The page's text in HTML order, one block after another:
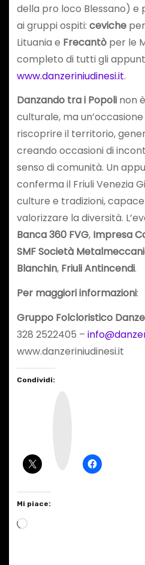
della pro loco Blessano) e
ai gruppi ospiti: cevicheper
Lituania e Frecantòper le
completo di tutti gli
www.danzeriniudinesi.it.
Danzando tra i Popolinon
culturale, ma
riscoprire il territorio,
creando occasioni di
senso di comunità. Un
conferma il Friuli Venezia
culture e tradizioni,
valorizzare la diversità.
Banca 360 FVG, Impresa
SMF Società
Blanchin, Friuli Antincendi.
Per maggiori informazioni:
Gruppo Folcloristico
328 2522405 –
www.danzeriniudinesi.it
Condividi:
Mi piace:
C